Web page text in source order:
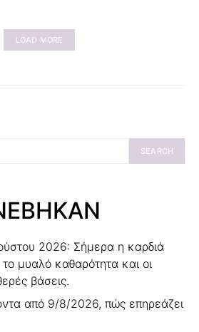
LOAD MORE
SEARCH
2026: Σήμερα η καρδιά
το μυαλό καθαρότητα και οι
βάσεις.
από 9/8/2026, πώς επηρεάζει